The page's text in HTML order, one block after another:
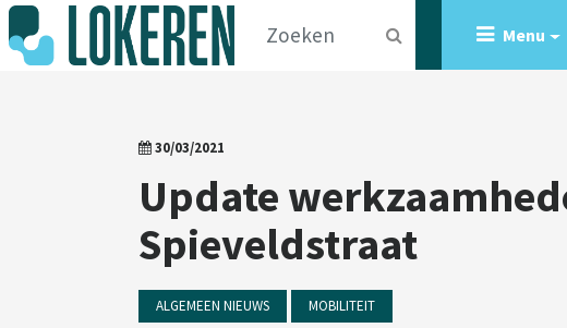
Menu
30/03/2021
Update
Spieveldstraat
ALGEMEEN NIEUWS MOBILITEIT